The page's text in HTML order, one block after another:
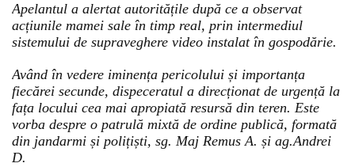
Apelantul a alertat autoritățile după ce a observat
acțiunile mamei sale în timp real, prin intermediul
sistemului de supraveghere video instalat în gospodărie.
Având în vedere iminența pericolului și importanța
fiecărei secunde, dispeceratul a direcționat de urgență la
fața locului cea mai apropiată resursă din teren. Este
vorba despre o patrulă mixtă de ordine publică, formată
din jandarmi și polițiști, sg. Maj Remus A. și ag.Andrei
D.